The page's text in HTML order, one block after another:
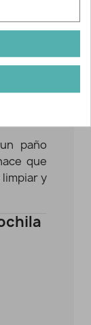
diario,
Es una
con un
le
paño
que
y